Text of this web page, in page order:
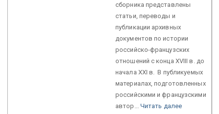
сборника представлены
статьи, переводы и
публикации архивных
документов по истории
российско-французских
отношений с конца XVIII в. до
начала XXI в. В публикуемых
материалах, подготовленных
российскими и французскими
автор... Читать далее